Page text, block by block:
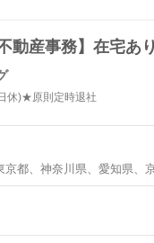
動産事務】在宅あ
休)★原則定時退社
都、神奈川県、愛知県、